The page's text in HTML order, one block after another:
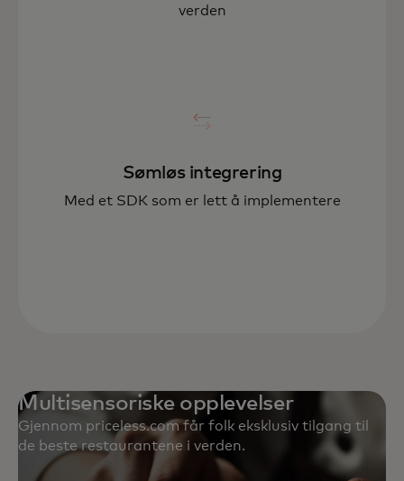
verden
Sømløs integrering
Med et SDK som er lett å implementere
Multisensoriske opplevelser
Gjennom priceless.com får folk eksklusiv tilgang til
de beste restaurantene i verden.